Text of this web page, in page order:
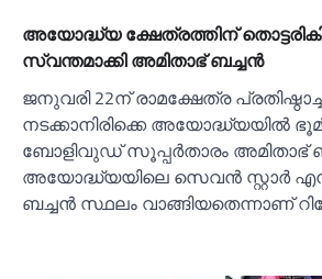
അയോദ്ധ്യ ക്ഷേത്രത്തിന്
സ്വന്തമാക്കി അമിതാഭ് ബച്ചൻ
ജനുവരി 22ന് രാമക്ഷേത്ര
നടക്കാനിരിക്കെ അയോദ്ധ്യയില്‍
ബോളിവുഡ് സൂപ്പര്‍താരം അമിതാഭ്
അയോദ്ധ്യയിലെ സെവൻ സ്റ്റാര്‍
ബച്ചൻ സ്ഥലം വാങ്ങിയതെന്നാണ്